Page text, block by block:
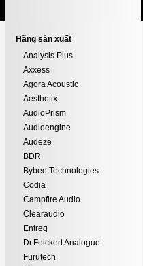
Hãng sản xuất
Analysis Plus
Axxess
Agora Acoustic
Aesthetix
AudioPrism
Audioengine
Audeze
BDR
Bybee Technologies
Codia
Campfire Audio
Clearaudio
Entreq
Dr.Feickert Analogue
Furutech